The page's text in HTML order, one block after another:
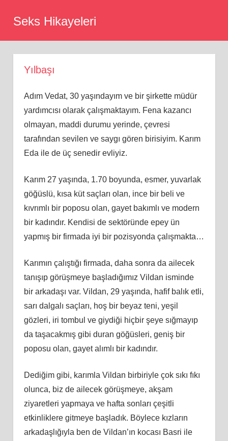
Seks Hikayeleri
Yılbaşı
Adım Vedat, 30 yaşındayım ve bir şirkette müdür
yardımcısı olarak çalışmaktayım. Fena kazancı
olmayan, maddi durumu yerinde, çevresi
tarafından sevilen ve saygı gören birisiyim. Karım
Eda ile de üç senedir evliyiz.
Karım 27 yaşında, 1.70 boyunda, esmer, yuvarlak
göğüslü, kısa küt saçları olan, ince bir beli ve
kıvrımlı bir poposu olan, gayet bakımlı ve modern
bir kadındır. Kendisi de sektöründe epey ün
yapmış bir firmada iyi bir pozisyonda çalışmakta…
Karımın çalıştığı firmada, daha sonra da ailecek
tanışıp görüşmeye başladığımız Vildan isminde
bir arkadaşı var. Vildan, 29 yaşında, hafif balık etli,
sarı dalgalı saçları, hoş bir beyaz teni, yeşil
gözleri, iri tombul ve giydiği hiçbir şeye sığmayıp
da taşacakmış gibi duran göğüsleri, geniş bir
poposu olan, gayet alımlı bir kadındır.
Dediğim gibi, karımla Vildan birbiriyle çok sıkı fıkı
olunca, biz de ailecek görüşmeye, akşam
ziyaretleri yapmaya ve hafta sonları çeşitli
etkinliklere gitmeye başladık. Böylece kızların
arkadaşlığıyla ben de Vildan’ın kocası Basri ile